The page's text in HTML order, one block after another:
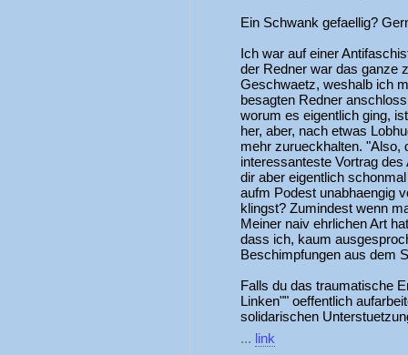
Ein Schwank gefaellig?
Ich war auf einer
der Redner war das ganze
Geschwaetz, weshalb ich
besagten Redner
worum es eigentlich ging,
her, aber, nach etwas
mehr zurueckhalten. "Also,
interessanteste Vortrag
dir aber eigentlich
aufm Podest unabhaengig
klingst? Zumindest wenn
Meiner naiv ehrlichen Art
dass ich, kaum
Beschimpfungen aus dem
Falls du das traumatische
Linken"" oeffentlich
solidarischen
... link